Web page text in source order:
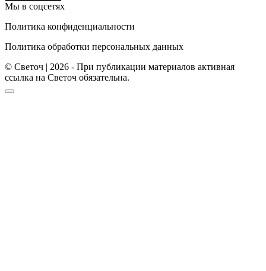
Мы в соцсетях
Политика конфиденциальности
Политика обработки персональных данных
© Светоч | 2026 - При публикации материалов активная
ссылка на Светоч обязательна.